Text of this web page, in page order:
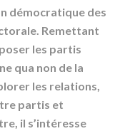
démocratique des
Remettant
les partis
qua non de la
les relations,
partis et
il s’intéresse